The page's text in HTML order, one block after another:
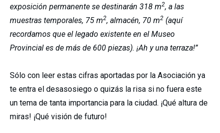
exposición permanente se destinarán 318 m2, a las
muestras temporales, 75 m2, almacén, 70 m2 (aquí
recordamos que el legado existente en el Museo
Provincial es de más de 600 piezas). ¡Ah y una terraza!”
Sólo con leer estas cifras aportadas por la Asociación ya
te entra el desasosiego o quizás la risa si no fuera este
un tema de tanta importancia para la ciudad. ¡Qué altura de
miras! ¡Qué visión de futuro!